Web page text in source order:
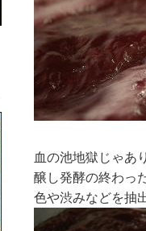
血の池地獄じゃあ
醸し発酵の終わっ
色や渋みなどを抽